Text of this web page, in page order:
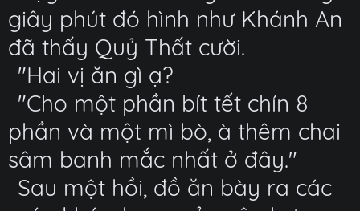
giây phút đó hình như Khánh An
đã thấy Quỷ Thất cười.
"Hai vị ăn gì ạ?
"Cho một phần bít tết chín 8
phần và một mì bò, à thêm chai
sâm banh mắc nhất ở đây."
Sau một hồi, đồ ăn bày ra các